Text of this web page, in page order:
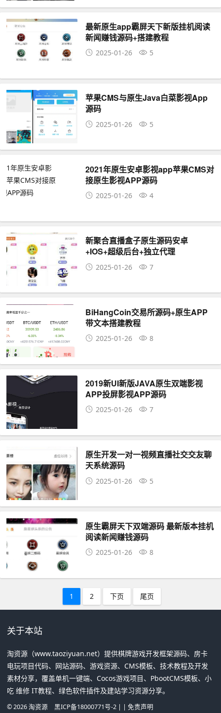
最新原生app霸屏天下新版挂机阅读
新闻赚钱源码+搭建教程
2025-01-26 5
苹果CMS与原生Java白菜影视App
源码
2025-01-26 5
2021年原生安卓影视app苹果CMS对
接原生影视APP源码
2025-01-26 4
新聚合直播盒子原生源码安卓
+IOS+超级后台+独立代理
2025-01-26 7
BiHangCoin交易所源码+原生APP
带文本搭建教程
2025-01-26 8
2019新UI新版JAVA原生双端影视
APP投屏影视APP源码
2025-01-26 7
原生开发一对一视频直播社交交友聊
天系统源码
2025-01-26 5
原生霸屏天下双端源码 最新版本挂机
阅读新闻赚钱源码
2025-01-26 8
1 2 下页 尾页
关于本站
淘资源（www.taoziyuan.net）提供棋牌游戏开发框架源码、房卡
电玩项目代码、网站源码、游戏资源、CMS模板、技术教程及开发
素材分享，覆盖单机一键端、Cocos游戏项目、PbootCMS模板、小
吃 维修 IT教程、绿色软件插件及建站学习资源分享。
©2026淘资源 黑ICP备18000771号-2| | 免责声明